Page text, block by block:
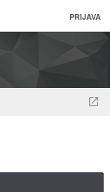
PRIJAVA